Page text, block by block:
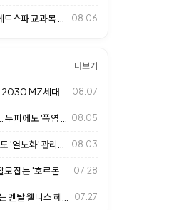
08.06
더보기
08.07
08.05
08.03
07.28
07.27